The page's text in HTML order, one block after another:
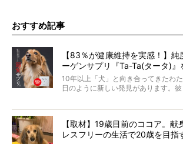
おすすめ記事
【83％が健康維持を実感！】
ーゲンサプリ『Ta-Ta(タータ)』
10年以上「犬」と向き合ってきたわ
日のように新しい発見があります。
のこと、「食事」に関することも同
代の犬の食事は“ある重要な栄養”が
というのです。
【取材】19歳目前のココア。献
レスフリーの生活で20歳を目指